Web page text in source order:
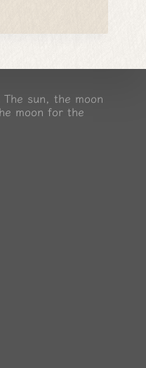
sun, the moon
moon for the